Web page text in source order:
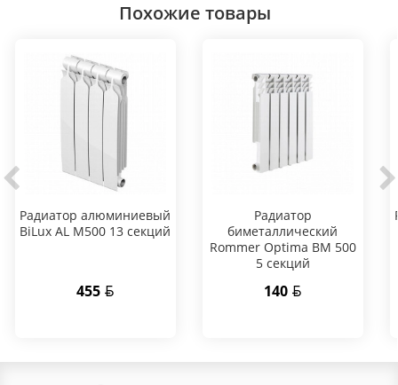
Похожие товары
Радиатор алюминиевый
BiLux AL M500 13 секций
455
Радиатор
биметаллический
Rommer Optima BM 500
5 секций
140